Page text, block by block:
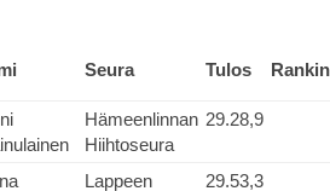
Seura Tulos
Hämeenlinnan
Hiihtoseura
29.28,9
Lappeen
29.53,3